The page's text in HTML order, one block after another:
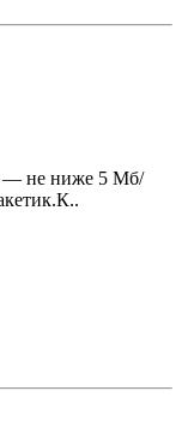
— не ниже 5 Мб/